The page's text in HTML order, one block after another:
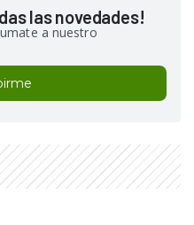
las novedades!
a nuestro